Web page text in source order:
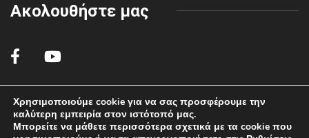
Ακολουθήστε μας
© 2022 polemikiaeroporiahaf.gr - All rights reserved.
Χρησιμοποιούμε cookie για να σας προσφέρουμε την
καλύτερη εμπειρία στον ιστότοπό μας.
Μπορείτε να μάθετε περισσότερα σχετικά με τα cookie που